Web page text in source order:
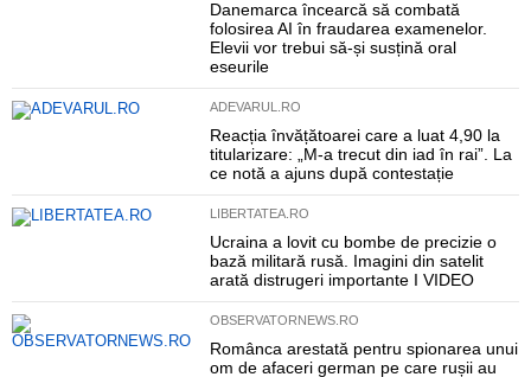
Danemarca încearcă să combată
folosirea AI în fraudarea examenelor.
Elevii vor trebui să-și susțină oral
eseurile
ADEVARUL.RO
Reacția învățătoarei care a luat 4,90 la
titularizare: „M-a trecut din iad în rai”. La
ce notă a ajuns după contestație
LIBERTATEA.RO
Ucraina a lovit cu bombe de precizie o
bază militară rusă. Imagini din satelit
arată distrugeri importante I VIDEO
OBSERVATORNEWS.RO
Românca arestată pentru spionarea unui
om de afaceri german pe care rușii au